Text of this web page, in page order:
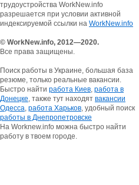
трудоустройства WorkNew.info
разрешается при условии активной
индексируемой ссылки на WorkNew.info
© WorkNew.info, 2012—2020.
Все права защищены.
Поиск работы в Украине, большая база
резюме, только реальные вакансии.
Быстро найти работа Киев, работа в
Донецке, также тут находят вакансии
Одесса, работа Харьков, удобный поиск
работы в Днепропетровске
На Worknew.info можна быстро найти
работу в твоем городе.